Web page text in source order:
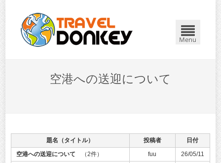
Menu
空港への送迎について
題名（タイトル） 投稿者
日付
空港への送迎について （2件） fuu 26/05/11